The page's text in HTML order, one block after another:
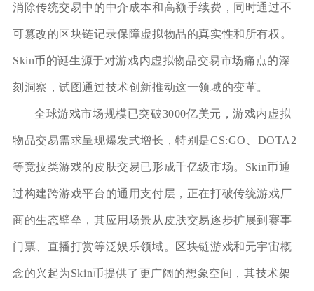
消除传统交易中的中介成本和高额手续费，同时通过不
可篡改的区块链记录保障虚拟物品的真实性和所有权。
Skin币的诞生源于对游戏内虚拟物品交易市场痛点的深
刻洞察，试图通过技术创新推动这一领域的变革。
全球游戏市场规模已突破3000亿美元，游戏内虚拟
物品交易需求呈现爆发式增长，特别是CS:GO、DOTA2
等竞技类游戏的皮肤交易已形成千亿级市场。Skin币通
过构建跨游戏平台的通用支付层，正在打破传统游戏厂
商的生态壁垒，其应用场景从皮肤交易逐步扩展到赛事
门票、直播打赏等泛娱乐领域。区块链游戏和元宇宙概
念的兴起为Skin币提供了更广阔的想象空间，其技术架